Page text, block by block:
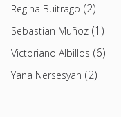
Regina Buitrago (2)
Sebastian Muñoz (1)
Victoriano Albillos (6)
Yana Nersesyan (2)